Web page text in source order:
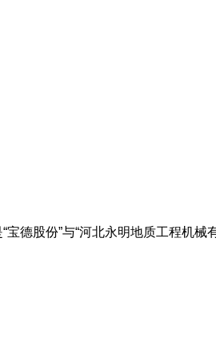
宝德股份”与“河北永明地质工程机械